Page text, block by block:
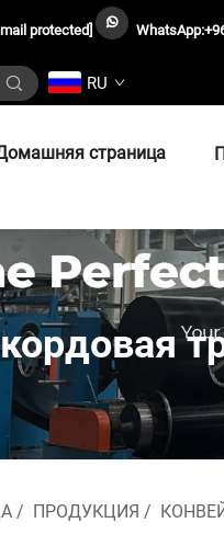
protected] WhatsApp:
RU
страница
/ ПРОДУКЦИЯ /